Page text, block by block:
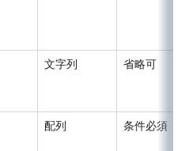
文字列 省略可
配列 条件必須